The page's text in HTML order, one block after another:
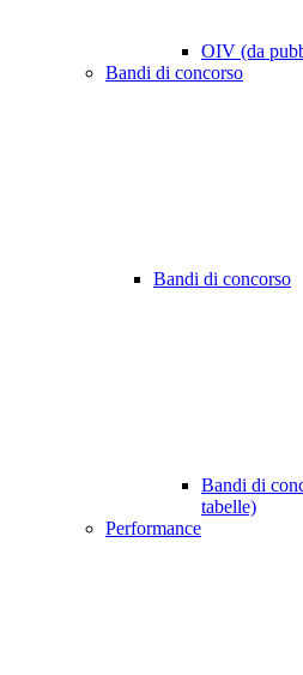
OIV (da
Bandi di concorso
Bandi di concorso
Bandi di
tabelle)
Performance